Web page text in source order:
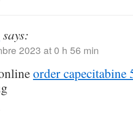
says:
2023 at 0 h 56 min
order capecitabine